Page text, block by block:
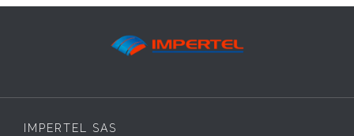
IMPERTEL SAS